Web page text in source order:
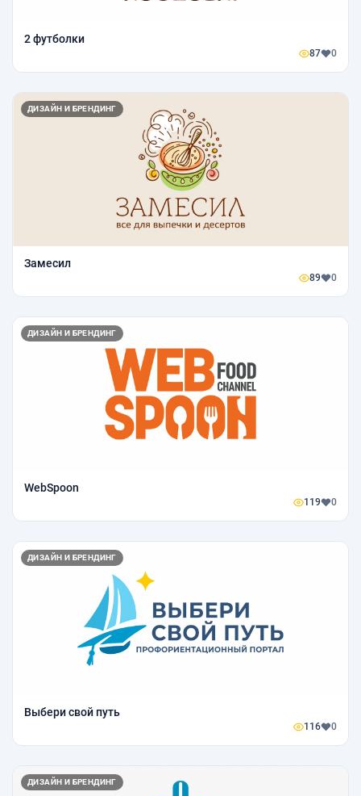
2 футболки
87 0
ДИЗАЙН И БРЕНДИНГ
Замесил
89 0
ДИЗАЙН И БРЕНДИНГ
WebSpoon
119 0
ДИЗАЙН И БРЕНДИНГ
Выбери свой путь
116 0
ДИЗАЙН И БРЕНДИНГ